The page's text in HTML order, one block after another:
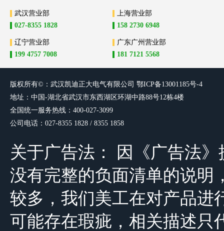
武汉营业部
027-8355 1828
上海营业部
158 2730 6948
辽宁营业部
199 4757 7008
广东广州营业部
181 7121 5568
版权所有©：武汉凯迪正大电气有限公司 鄂ICP备13001185号-4
地址：中国-湖北省武汉市东西湖区环湖中路88号12栋4楼
全国统一服务热线：400-027-3099
公司电话：027-8355 1828 / 8355 1858
关于广告法： 因《广告法
没有完整的负面清单的说明
较多，我们美工在对产品进
可能存在瑕疵，相关描述只